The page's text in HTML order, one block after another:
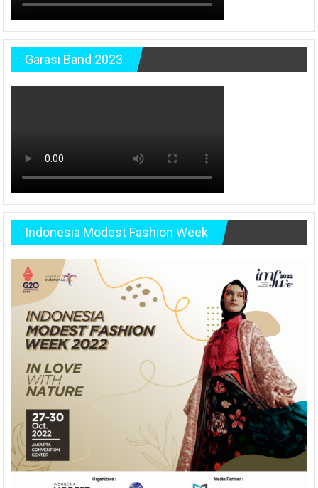
Garasi Band 2023
Indonesia Modest Fashion Week